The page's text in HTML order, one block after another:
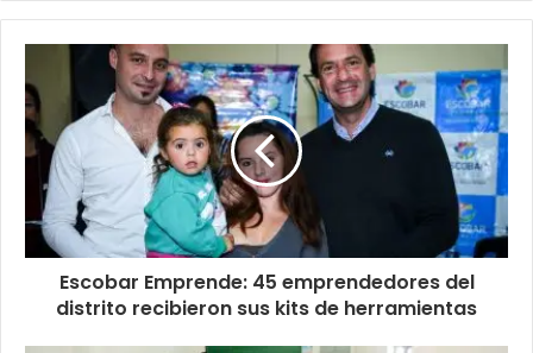
Escobar Emprende: 45 emprendedores del
distrito recibieron sus kits de herramientas